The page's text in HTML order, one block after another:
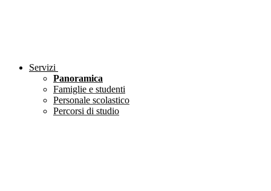
Servizi
Panoramica
Famiglie e studenti
Personale scolastico
Percorsi di studio